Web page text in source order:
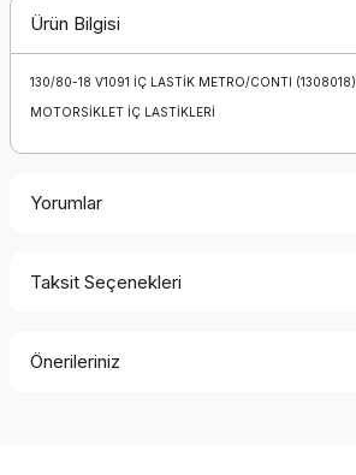
Ürün Bilgisi
130/80-18 V1091 İÇ LASTİK METRO/CONTI (1308018)
MOTORSİKLET İÇ LASTİKLERİ
Yorumlar
Taksit Seçenekleri
Önerileriniz